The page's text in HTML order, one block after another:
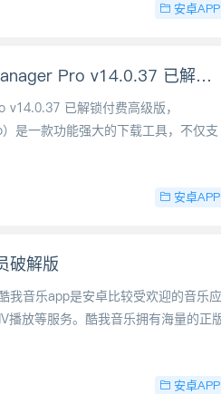
安卓APP
安卓手机端 Advanced Download Manager Pro v14.0.37 已解锁付费高级版
已解锁付费高级版，
是一款功能强大的下载工具，不仅支
安卓APP
破解版
我音乐app是安卓比较受欢迎的音乐应
播放等服务。酷我音乐拥有海量的正
安卓APP